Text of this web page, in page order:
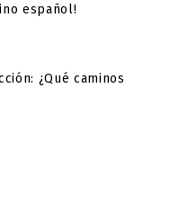
español!
¿Qué caminos